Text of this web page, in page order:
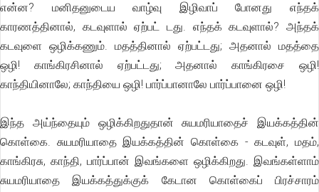
என்ன? மனிதனுடைய வாழ்வு இழிவாப் போனது எந்தக்
காரணத்தினால், கடவுளால் ஏற்பட் டது. எந்தக் கடவுளால்? அந்தக்
கடவுளை ஒழிக்கணும். மதத்தினால் ஏற்பட்டது; அதனால் மதத்தை
ஒழி! காங்கிரசினால் ஏற்பட்டது; அதனால் காங்கிரசை ஒழி!
காந்தியினாலே; காந்தியை ஒழி! பார்ப்பானாலே பார்ப்பானை ஒழி!
இந்த அய்ந்தையும் ஒழிக்கிறதுதான் சுயமரியாதைச் இயக்கத்தின்
கொள்கை. சுயமரியாதை இயக்கத்தின் கொள்கை - கடவுள், மதம்,
காங்கிரசு, காந்தி, பார்ப்பான் இவங்களை ஒழிக்கிறது. இவங்கள்ளாம்
சுயமரியாதை இயக்கத்துக்குக் கேடான கொள்கைப் பிரச்சாரம்